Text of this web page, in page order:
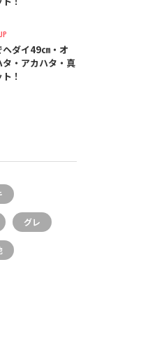
ヘダイ49㎝・オ
タ・アカハタ・真
！
グレ